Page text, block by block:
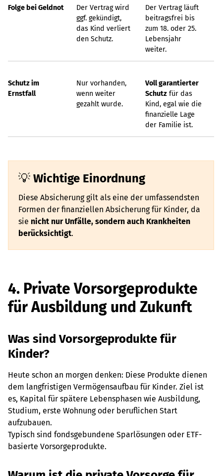
Folge bei Geldnot
Der Vertrag wird
ggf. gekündigt,
das Kind verliert
den Schutz.
Der Vertrag läuft
beitragsfrei bis
zum 18. oder 25.
Lebensjahr
weiter.
Schutz im
Ernstfall
Nur vorhanden,
wenn weiter
gezahlt wurde.
Voll garantierter
Schutz für das
Kind, egal wie die
finanzielle Lage
der Familie ist.
Wichtige Einordnung
Diese Absicherung gilt als eine der umfassendsten
Formen der finanziellen Absicherung für Kinder, da
sie nicht nur Unfälle, sondern auch Krankheiten
berücksichtigt.
4. Private Vorsorgeprodukte
für Ausbildung und Zukunft
Was sind Vorsorgeprodukte für
Kinder?
Heute schon an morgen denken: Diese Produkte dienen
dem langfristigen Vermögensaufbau für Kinder. Ziel ist
es, Kapital für spätere Lebensphasen wie Ausbildung,
Studium, erste Wohnung oder beruflichen Start
aufzubauen.
Typisch sind fondsgebundene Sparlösungen oder ETF-
basierte Vorsorgeprodukte.